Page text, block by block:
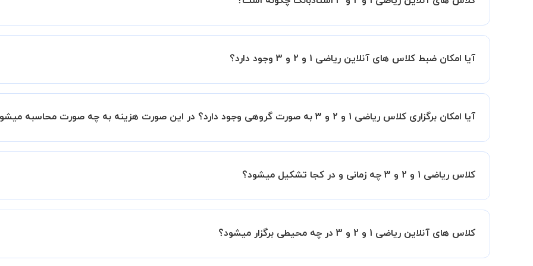
اگر تاکنون تجربه برگزاری کلاس آنلاین نداشته اید این اطمینان خاطر را به شما میدهیم که استاد شما پیش از جلسه
آیا امکان ضبط کلاس های آنلاین ریاضی 1 و 2 و 3 وجود دارد؟
بله، فقط این موضوع را بایستی قبل از برگزاری کلاس با استاد هماهنگ کنید.
آیا امکان برگزاری کلاس ریاضی 1 و 2 و 3 به صورت گروهی وجود دارد؟ در این صورت هزینه به چه صورت محاسبه میشود؟
به صورت پیش فرض کلاس های ریاضی 1 و 2 و 3 خصوصی هستند اما در صورتیکه مایل هستید کلاس
کلاس ریاضی 1 و 2 و 3 چه زمانی و در کجا تشکیل میشود؟
زمان برگزاری کلاس های ریاضی 1 و 2 و 3 به صورت توافقی بین شما و استاد تعیین خواهد شد.
مانند کتابخانه با استاد خود هماهنگی لازم را انجام دهید.
کلاس های آنلاین ریاضی 1 و 2 و 3 در چه محیطی برگزار میشود؟